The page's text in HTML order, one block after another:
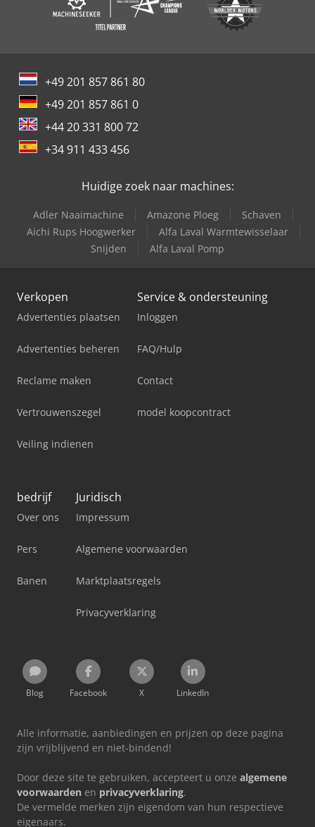
+49 201 857 861 80
+49 201 857 861 0
+44 20 331 800 72
+34 911 433 456
Huidige zoek naar machines:
Adler Naaimachine Amazone Ploeg
Schaven
Aichi Rups Hoogwerker
Alfa Laval Warmtewisselaar
Snijden
Alfa Laval Pomp
Verkopen
Advertenties plaatsen
Advertenties beheren
Reclame maken
Vertrouwenszegel
Veiling indienen
Service & ondersteuning
Inloggen
FAQ/Hulp
Contact
model koopcontract
bedrijf
Over ons
Pers
Banen
Juridisch
Impressum
Algemene voorwaarden
Marktplaatsregels
Privacyverklaring
Blog Facebook X LinkedIn
Alle informatie, aanbiedingen en prijzen op deze pagina
zijn vrijblijvend en niet-bindend!
Door deze site te gebruiken, accepteert u onze algemene
voorwaarden en privacyverklaring.
De vermelde merken zijn eigendom van hun respectieve
eigenaars.